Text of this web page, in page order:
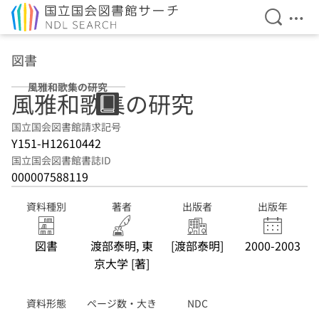
検索を
メ
図書
風雅和歌集の研究
風雅和歌集の研究
国立国会図書館請求記号
Y151-H12610442
国立国会図書館書誌ID
000007588119
資料種別
図書
著者
渡部泰明, 東
京大学 [著]
出版者
[渡部泰明]
出版年
2000-2003
資料形態
ページ数・大き
NDC